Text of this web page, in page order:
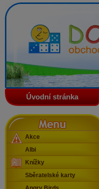
Domino - obchod
Úvodní stránka
Menu
Akce
Albi
Knížky
Sběratelské karty